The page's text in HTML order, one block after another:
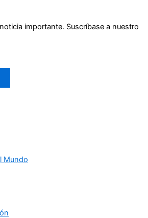
importante. Suscríbase a nuestro
Mundo